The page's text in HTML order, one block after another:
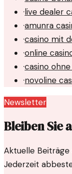
·live dealer
·amunra
·casino mit
·online
·casino
·novoline
Newsletter
Bleiben Sie
Aktuelle
Jederzeit